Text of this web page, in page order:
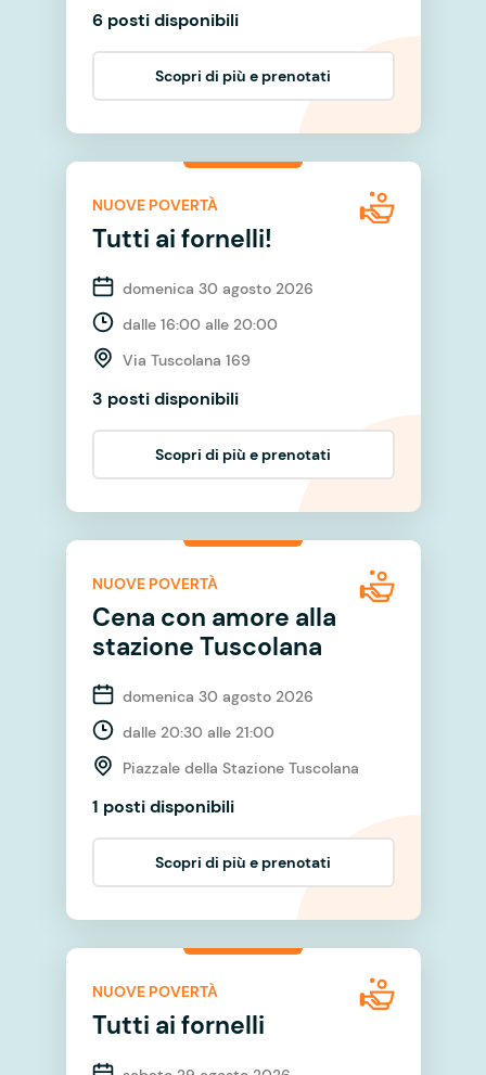
6 posti disponibili
Scopri di più e prenotati
NUOVE POVERTÀ
Tutti ai fornelli!
domenica 30 agosto 2026
dalle 16:00 alle 20:00
Via Tuscolana 169
3 posti disponibili
Scopri di più e prenotati
NUOVE POVERTÀ
Cena con amore alla
stazione Tuscolana
domenica 30 agosto 2026
dalle 20:30 alle 21:00
Piazzale della Stazione Tuscolana
1 posti disponibili
Scopri di più e prenotati
NUOVE POVERTÀ
Tutti ai fornelli